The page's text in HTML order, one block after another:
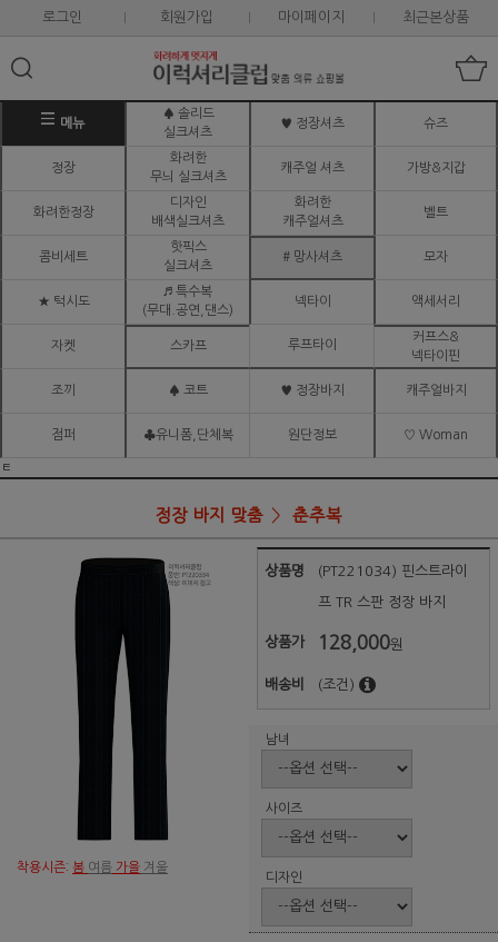
로그인 회원가입 마이페이지 최근본상품
메뉴
♠ 솔리드
실크셔츠
♥ 정장셔츠 슈즈
정장
화려한
무늬 실크셔츠
캐주얼 셔츠 가방&지갑
화려한정장
디자인
배색실크셔츠
화려한
캐주얼셔츠
벨트
콤비세트
핫픽스
실크셔츠
# 망사셔츠 모자
★ 턱시도
♬ 특수복
(무대.공연,댄스)
넥타이 액세서리
자켓 스카프 루프타이
커프스&
넥타이핀
조끼 ♠ 코트 ♥ 정장바지 캐주얼바지
점퍼 ♣유니폼,단체복 원단정보 ♡ Woman
ㅌ
정장 바지 맞춤 춘추복
착용시즌: 봄 여름 가을 겨울
상품명 (PT221034) 핀스트라이
프 TR 스판 정장 바지
상품가 128,000원
배송비 (조건)
남녀
사이즈
디자인